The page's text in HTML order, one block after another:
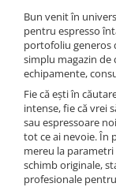
Bun venit în
pentru espresso
portofoliu generos
simplu magazin de
echipamente,
Fie că ești în
intense, fie că vrei
sau espressoare
tot ce ai nevoie. În
mereu la
schimb originale,
profesionale